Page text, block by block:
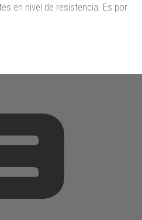
en nivel de resistencia. Es por